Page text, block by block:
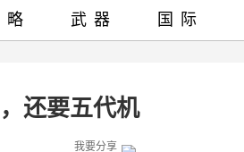
还要五代机
我要分享
略 武器 国际